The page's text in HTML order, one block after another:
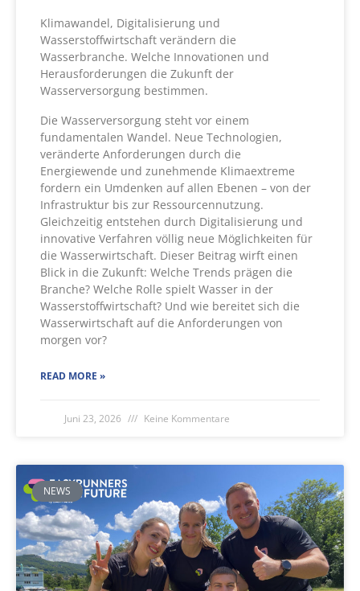
Klimawandel, Digitalisierung und
Wasserstoffwirtschaft verändern die
Wasserbranche. Welche Innovationen und
Herausforderungen die Zukunft der
Wasserversorgung bestimmen.
Die Wasserversorgung steht vor einem
fundamentalen Wandel. Neue Technologien,
veränderte Anforderungen durch die
Energiewende und zunehmende Klimaextreme
fordern ein Umdenken auf allen Ebenen – von der
Infrastruktur bis zur Ressourcennutzung.
Gleichzeitig entstehen durch Digitalisierung und
innovative Verfahren völlig neue Möglichkeiten für
die Wasserwirtschaft. Dieser Beitrag wirft einen
Blick in die Zukunft: Welche Trends prägen die
Branche? Welche Rolle spielt Wasser in der
Wasserstoffwirtschaft? Und wie bereitet sich die
Wasserwirtschaft auf die Anforderungen von
morgen vor?
READ MORE »
Juni 23, 2026 Keine Kommentare
NEWS